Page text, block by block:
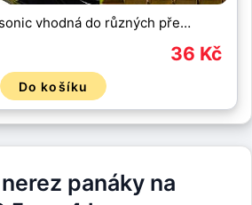
vhodná do různých pře…
36 Kč
Do košíku
panáky na